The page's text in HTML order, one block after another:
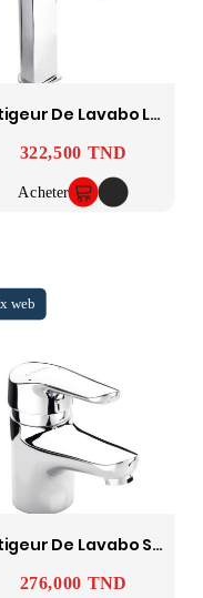
Mitigeur De Lavabo Long Sfax SOPAL
Prix
322,500 TND
Acheter
Mitigeur De Lavabo Sousse SOPAL
Prix
276,000 TND